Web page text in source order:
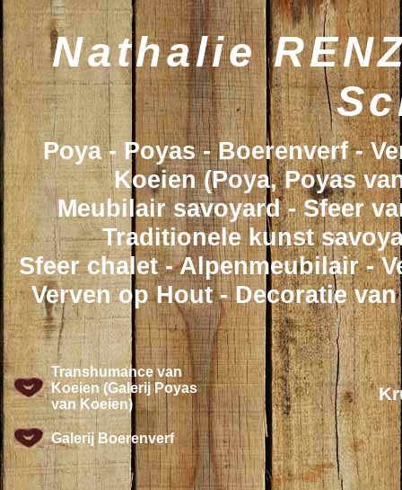
Nathalie
Poya - Poyas - Boerenverf -
Koeien (Poya, Poyas
Meubilair savoyard - Sfeer
Traditionele kunst
Sfeer chalet - Alpenmeubilair -
Verven op Hout - Decoratie
Transhumance van
Koeien (Galerij Poyas
van Koeien)
Galerij Boerenverf